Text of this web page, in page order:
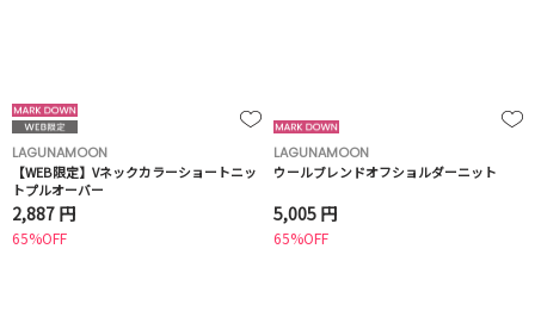
LAGUNAMOON
【WEB限定】Vネックカラーショートニッ
トプルオーバー
2,887 円
65%OFF
LAGUNAMOON
ウールブレンドオフショルダーニット
5,005 円
65%OFF